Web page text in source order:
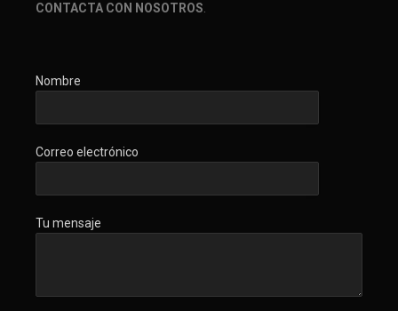
CONTACTA CON NOSOTROS.
Nombre
Correo electrónico
Tu mensaje